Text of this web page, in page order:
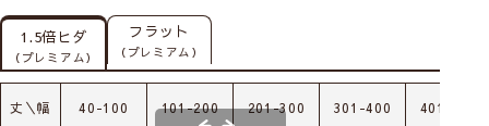
1.5倍ヒダ
（プレミアム）
フラット
（プレミアム）
丈＼幅 40-100 101-200 201-300 301-400 401-500